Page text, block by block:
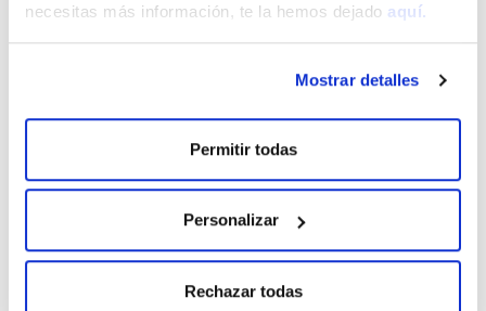
necesitas más información, te la hemos dejado aquí.
Mostrar detalles
Permitir todas
Personalizar
Rechazar todas
Senderos accesibles
Aniztasun funtzionala duten pertsonekin mendia
partekatzeko proiektua